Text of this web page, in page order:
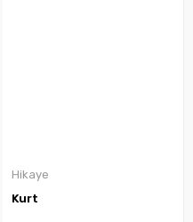
Hikaye
Kurt